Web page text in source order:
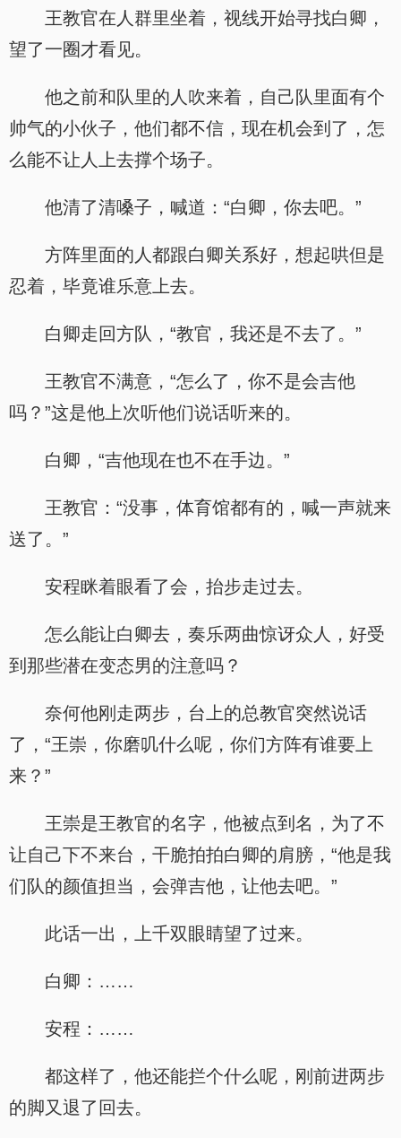
王教官在人群里坐着，视线开始寻找白卿，
望了一圈才看见。
他之前和队里的人吹来着，自己队里面有个
帅气的小伙子，他们都不信，现在机会到了，怎
么能不让人上去撑个场子。
他清了清嗓子，喊道：“白卿，你去吧。”
方阵里面的人都跟白卿关系好，想起哄但是
忍着，毕竟谁乐意上去。
白卿走回方队，“教官，我还是不去了。”
王教官不满意，“怎么了，你不是会吉他
吗？”这是他上次听他们说话听来的。
白卿，“吉他现在也不在手边。”
王教官：“没事，体育馆都有的，喊一声就来
送了。”
安程眯着眼看了会，抬步走过去。
怎么能让白卿去，奏乐两曲惊讶众人，好受
到那些潜在变态男的注意吗？
奈何他刚走两步，台上的总教官突然说话
了，“王崇，你磨叽什么呢，你们方阵有谁要上
来？”
王崇是王教官的名字，他被点到名，为了不
让自己下不来台，干脆拍拍白卿的肩膀，“他是我
们队的颜值担当，会弹吉他，让他去吧。”
此话一出，上千双眼睛望了过来。
白卿：……
安程：……
都这样了，他还能拦个什么呢，刚前进两步
的脚又退了回去。